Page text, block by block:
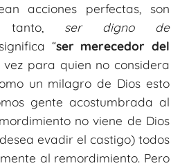
acciones perfectas, son
tanto, ser digno de
“ser merecedor del
vez para quien no considera
un milagro de Dios esto
gente acostumbrada al
no viene de Dios
evadir el castigo) todos
al remordimiento. Pero